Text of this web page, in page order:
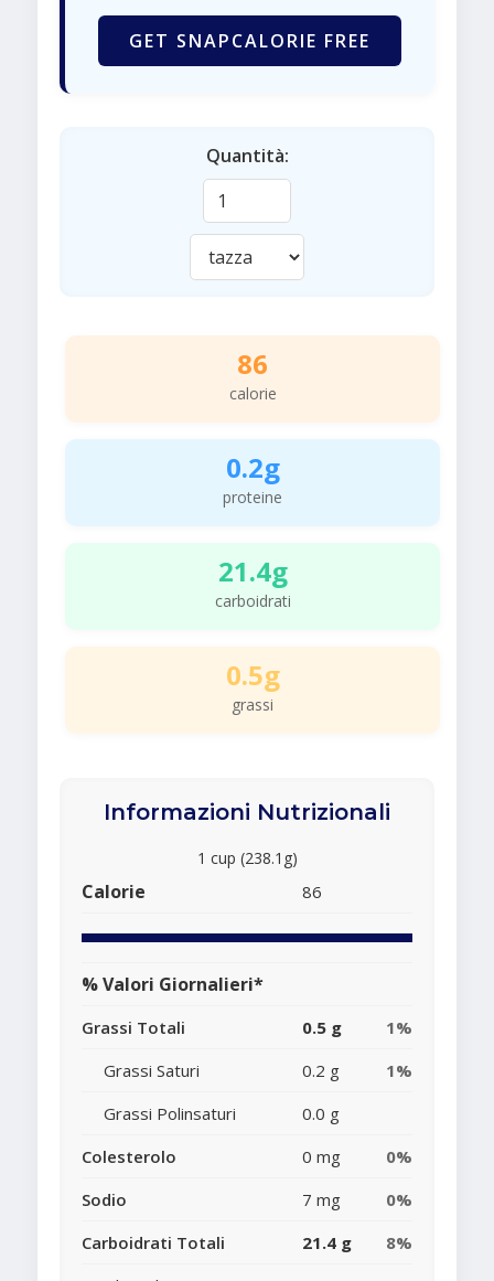
GET SNAPCALORIE FREE
Quantità:
86
calorie
0.2g
proteine
21.4g
carboidrati
0.5g
grassi
Informazioni Nutrizionali
1 cup (238.1g)
Calorie 86
% Valori Giornalieri*
Grassi Totali 0.5 g
1%
Grassi Saturi
0.2 g
1%
Grassi Polinsaturi
0.0 g
Colesterolo
0 mg
0%
Sodio
7 mg
0%
Carboidrati Totali
21.4 g
8%